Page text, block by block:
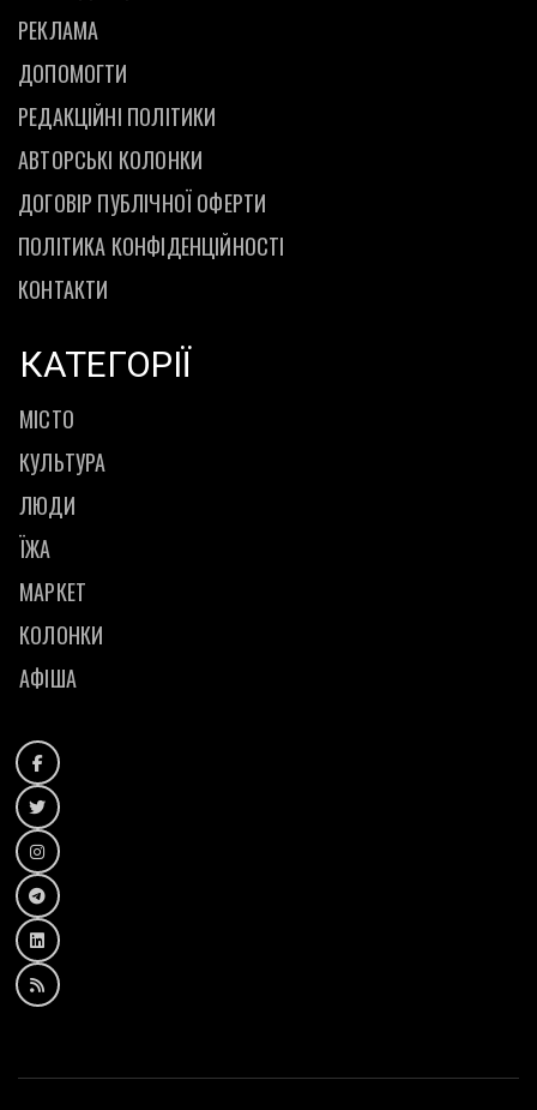
РЕКЛАМА
ДОПОМОГТИ
РЕДАКЦІЙНІ ПОЛІТИКИ
АВТОРСЬКІ КОЛОНКИ
ДОГОВІР ПУБЛІЧНОЇ ОФЕРТИ
ПОЛІТИКА КОНФІДЕНЦІЙНОСТІ
КОНТАКТИ
КАТЕГОРІЇ
МІСТО
КУЛЬТУРА
ЛЮДИ
ЇЖА
МАРКЕТ
КОЛОНКИ
АФІША